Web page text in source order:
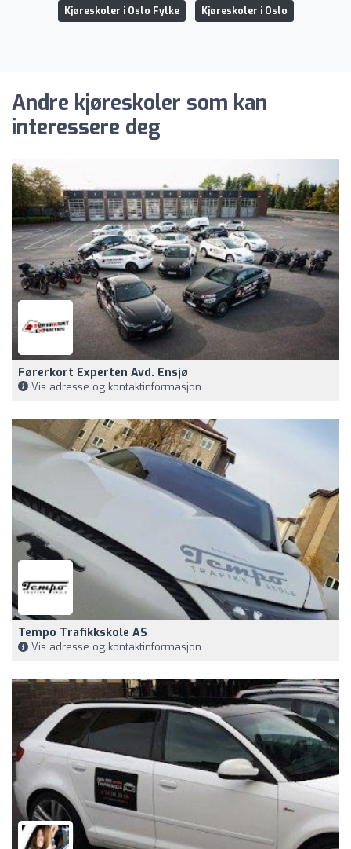
Kjøreskoler i Oslo Fylke Kjøreskoler i Oslo
Andre kjøreskoler som kan
interessere deg
Førerkort Experten Avd. Ensjø
Vis adresse og kontaktinformasjon
Tempo Trafikkskole AS
Vis adresse og kontaktinformasjon